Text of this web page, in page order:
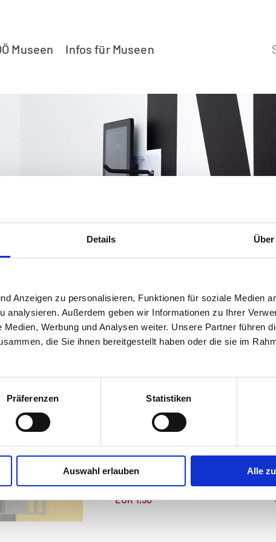
Details
Anzeigen zu personalisieren, Funktionen für soziale Medien
analysieren. Außerdem geben wir Informationen zu Ihrer
Werbung und Analysen weiter. Unsere Partner führen
die Sie ihnen bereitgestellt haben oder die sie im
Präferenzen Statistiken
Auswahl erlauben Alle
Museen Infos für Museen
zum Artikel
Mitteilungen aus dem Stadtmuseum
Informationsbroschüre zu
dem Bereich des Stadtmuseums Wels.
Mit Angel, Netz und Speer
Mitteilungen aus dem Stadtmuseum Wels
Ältere Ausgaben vor 1990 bitte direkt an
EUR1,50